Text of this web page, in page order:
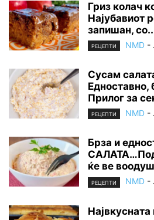
Гриз колач
Најубавиот
запишан,
РЕЦЕПТИ NMD -
Сусам
Едноставно,
Прилог за
РЕЦЕПТИ NMD -
Брза и
ќе ве
РЕЦЕПТИ NMD -